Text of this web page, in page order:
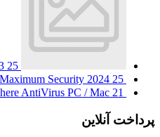
25 شهریور 1393
Security 2024 25 شهریور 1393
AntiVirus PC / Mac 21 اسفند 1399
پرداخت آنلاین